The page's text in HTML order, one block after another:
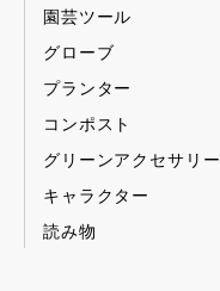
園芸ツール
グローブ
プランター
コンポスト
グリーンアクセサリー
キャラクター
読み物